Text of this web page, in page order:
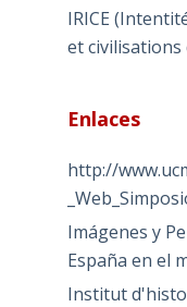
IRICE
et civilisations
Enlaces
http://
Imágenes y
España en el
Institut